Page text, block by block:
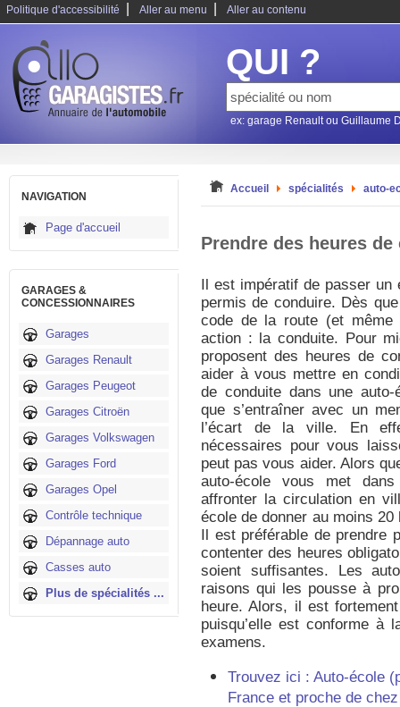
Politique d'accessibilité Aller au menu Aller au contenu
QUI ?
ex: garage Renault ou Guillaume
NAVIGATION
Page d'accueil
GARAGES &
CONCESSIONNAIRES
Garages
Garages Renault
Garages Peugeot
Garages Citroën
Garages Volkswagen
Garages Ford
Garages Opel
Contrôle technique
Dépannage auto
Casses auto
Plus de spécialités ...
Accueil spécialités auto-
Prendre des heures
Il est impératif de passer un
permis de conduire. Dès
code de la route (et même
action : la conduite. Pour
proposent des heures de
aider à vous mettre en
de conduite dans une
que s’entraîner avec un
l’écart de la ville. En
nécessaires pour vous
peut pas vous aider. Alors
auto-école vous met
affronter la circulation en
école de donner au moins
Il est préférable de prendre
contenter des heures
soient suffisantes. Les
raisons qui les pousse à
heure. Alors, il est
puisqu’elle est conforme à
examens.
Trouvez ici : Auto-école
France et proche de